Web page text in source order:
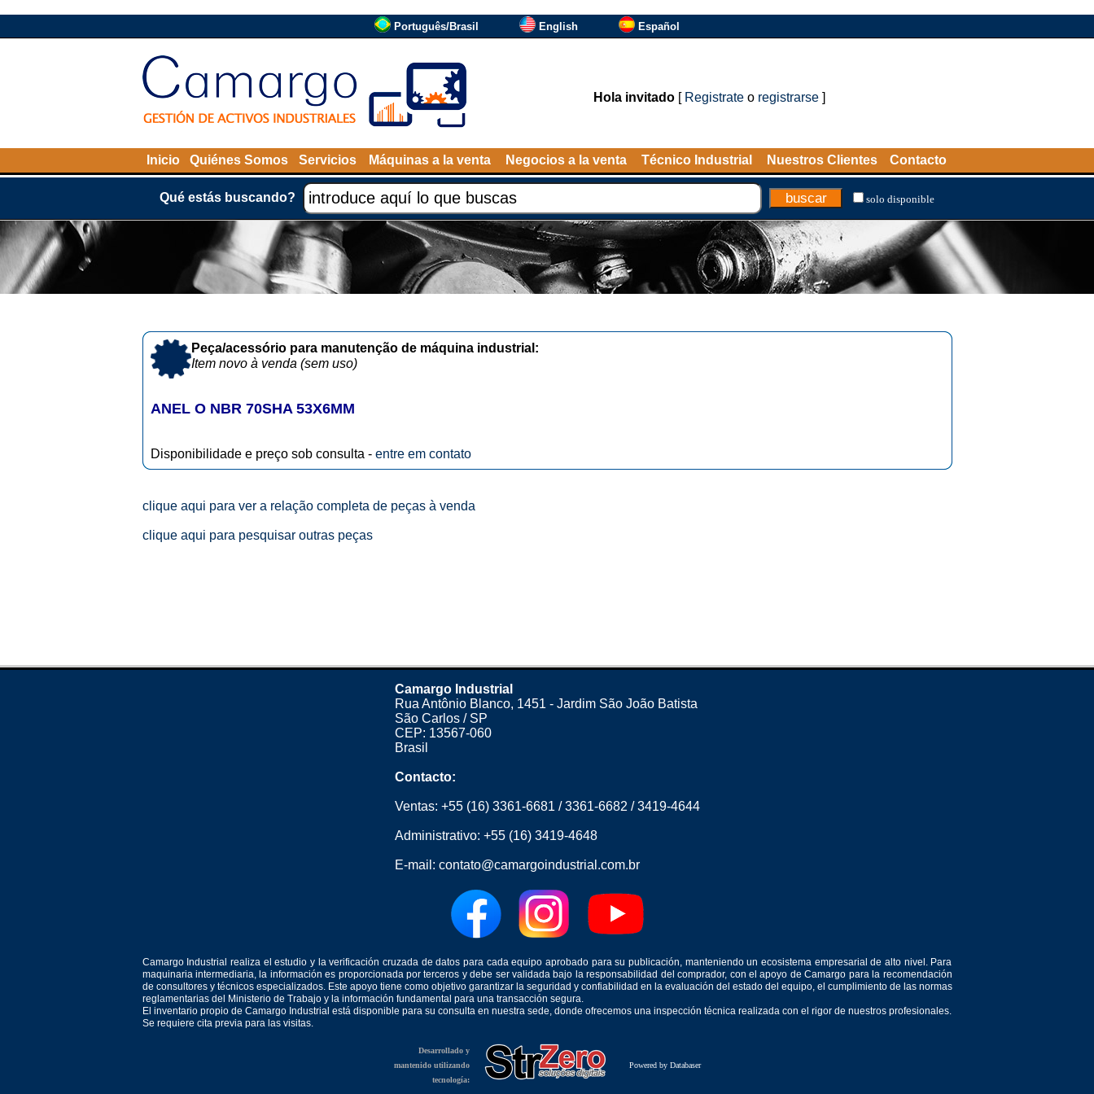
Português/Brasil English Español
Hola invitado[ Registrateo registrarse]
Inicio Quiénes Somos Servicios Máquinas a la venta Negocios a la venta Técnico Industrial Nuestros Clientes Contacto
Qué estás buscando? solo disponible
Peça/acessório para manutenção de máquina industrial:
Item novo à venda (sem uso)
ANEL O NBR 70SHA 53X6MM
Disponibilidade e preço sob consulta - entre em contato
clique aqui para ver a relação completa de peças à venda
clique aqui para pesquisar outras peças
Camargo Industrial
Rua Antônio Blanco, 1451 - Jardim São João Batista
São Carlos / SP
CEP: 13567-060
Brasil
Contacto:
Ventas: +55 (16) 3361-6681 /3361-6682 /3419-4644
Administrativo: +55 (16) 3419-4648
E-mail: contato@camargoindustrial.com.br
Camargo Industrial realiza el estudio y la verificación cruzada de datos para cada equipo aprobado para su publicación, manteniendo un ecosistema empresarial de alto nivel. Para
maquinaria intermediaria, la información es proporcionada por terceros y debe ser validada bajo la responsabilidad del comprador, con el apoyo de Camargo para la recomendación
de consultores y técnicos especializados. Este apoyo tiene como objetivo garantizar la seguridad y confiabilidad en la evaluación del estado del equipo, el cumplimiento de las normas
reglamentarias del Ministerio de Trabajo y la información fundamental para una transacción segura.
El inventario propio de Camargo Industrial está disponible para su consulta en nuestra sede, donde ofrecemos una inspección técnica realizada con el rigor de nuestros profesionales.
Se requiere cita previa para las visitas.
Desarrollado y
mantenido utilizando
tecnología:
Powered by Databaser